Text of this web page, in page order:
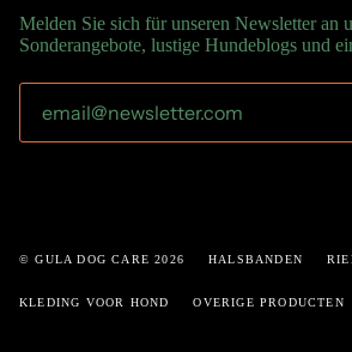
Melden Sie sich für unseren Newsletter an
Sonderangebote, lustige Hundeblogs und
© GULA DOG CARE 2026 HALSBANDEN
KLEDING VOOR HOND OVERIGE PRODUCTEN